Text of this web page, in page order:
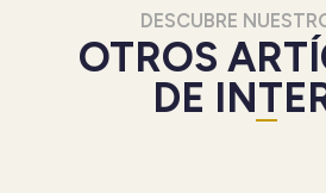
DESCUBRE
OTROS
DE